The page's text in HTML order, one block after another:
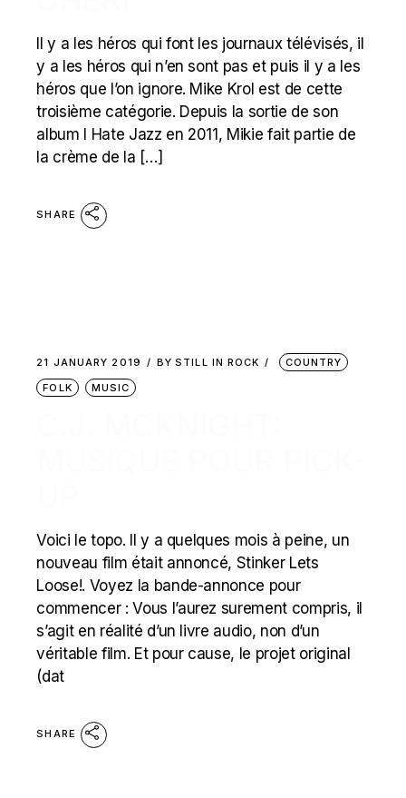
Il y a les héros qui font les journaux télévisés, il
y a les héros qui n’en sont pas et puis il y a les
héros que l’on ignore. Mike Krol est de cette
troisième catégorie. Depuis la sortie de son
album I Hate Jazz en 2011, Mikie fait partie de
la crème de la […]
SHARE
21 JANUARY 2019 BY STILL IN ROCK
COUNTRY
FOLK
MUSIC
Voici le topo. Il y a quelques mois à peine, un
nouveau film était annoncé, Stinker Lets
Loose!. Voyez la bande-annonce pour
commencer : Vous l’aurez surement compris, il
s’agit en réalité d’un livre audio, non d’un
véritable film. Et pour cause, le projet original
(dat
SHARE